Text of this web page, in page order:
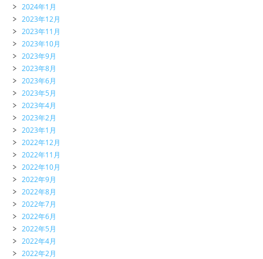
2024年1月
2023年12月
2023年11月
2023年10月
2023年9月
2023年8月
2023年6月
2023年5月
2023年4月
2023年2月
2023年1月
2022年12月
2022年11月
2022年10月
2022年9月
2022年8月
2022年7月
2022年6月
2022年5月
2022年4月
2022年2月